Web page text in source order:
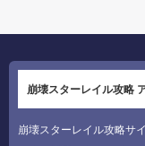
崩壊スターレイル攻略
崩壊スターレイル攻略サ